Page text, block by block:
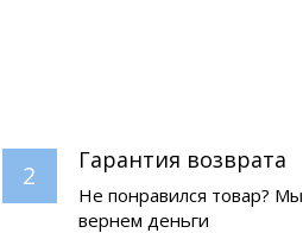
2 Гарантия возврата
Не понравился товар? Мы
вернем деньги